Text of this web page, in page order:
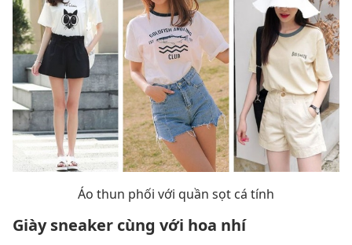
Áo thun phối với quần sọt cá tính
Giày sneaker cùng với hoa nhí